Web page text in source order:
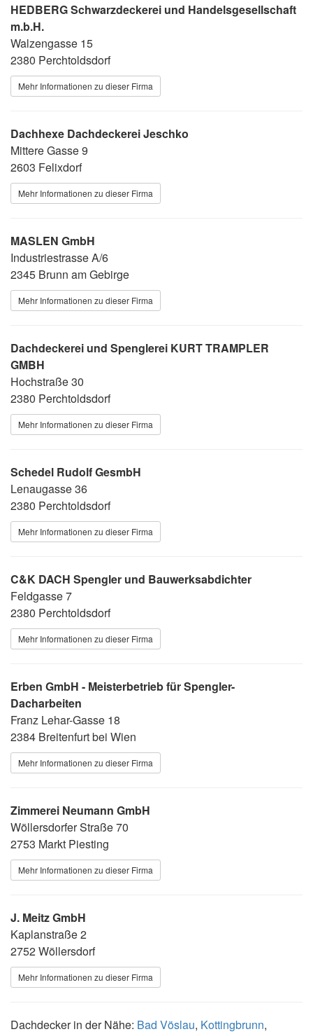
HEDBERG Schwarzdeckerei und Handelsgesellschaft
m.b.H.
Walzengasse 15
2380 Perchtoldsdorf
Mehr Informationen zu dieser Firma
Dachhexe Dachdeckerei Jeschko
Mittere Gasse 9
2603 Felixdorf
Mehr Informationen zu dieser Firma
MASLEN GmbH
Industriestrasse A/6
2345 Brunn am Gebirge
Mehr Informationen zu dieser Firma
Dachdeckerei und Spenglerei KURT TRAMPLER
GMBH
Hochstraße 30
2380 Perchtoldsdorf
Mehr Informationen zu dieser Firma
Schedel Rudolf GesmbH
Lenaugasse 36
2380 Perchtoldsdorf
Mehr Informationen zu dieser Firma
C&K DACH Spengler und Bauwerksabdichter
Feldgasse 7
2380 Perchtoldsdorf
Mehr Informationen zu dieser Firma
Erben GmbH - Meisterbetrieb für Spengler-
Dacharbeiten
Franz Lehar-Gasse 18
2384 Breitenfurt bei Wien
Mehr Informationen zu dieser Firma
Zimmerei Neumann GmbH
Wöllersdorfer Straße 70
2753 Markt Piesting
Mehr Informationen zu dieser Firma
J. Meitz GmbH
Kaplanstraße 2
2752 Wöllersdorf
Mehr Informationen zu dieser Firma
Dachdecker in der Nähe: Bad Vöslau, Kottingbrunn,